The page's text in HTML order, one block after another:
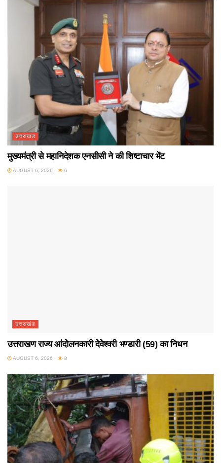
उत्तराखंड
मुख्यमंत्री से महानिदेशक एनसीसी ने की शिष्टाचार भेंट
AUGUST 6, 2026 6
उत्तराखंड
उत्तराखण राज्य आंदोलनकारी देवेश्वरी भण्डारी (59) का निधन
AUGUST 6, 2026 8